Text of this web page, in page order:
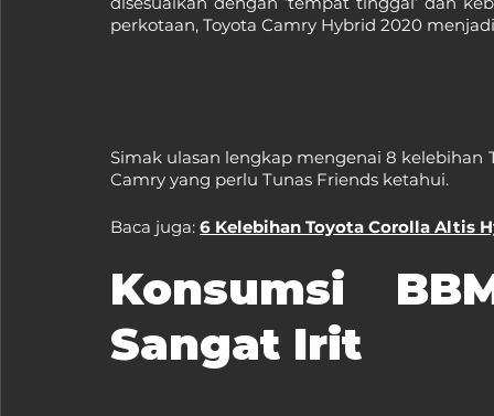
perkotaan, Toyota Camry Hybrid 2020
Simak ulasan lengkap mengenai 8 kelebihan
Camry yang perlu Tunas Friends ketahui.
Baca juga: 6 Kelebihan Toyota Corolla Altis
Konsumsi
Sangat Irit